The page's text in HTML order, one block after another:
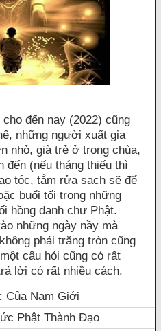
đến nay (2022) cũng
những người xuất gia
nhỏ, già trẻ ở trong chùa,
đến (nếu tháng thiếu thì
tóc, tắm rửa sạch sẽ để
buổi tối trong những
hồng danh chư Phật.
những ngày nầy mà
phải trăng tròn cũng
câu hỏi cũng có rất
lời có rất nhiều cách.
Của Nam Giới
Phật Thành Đạo